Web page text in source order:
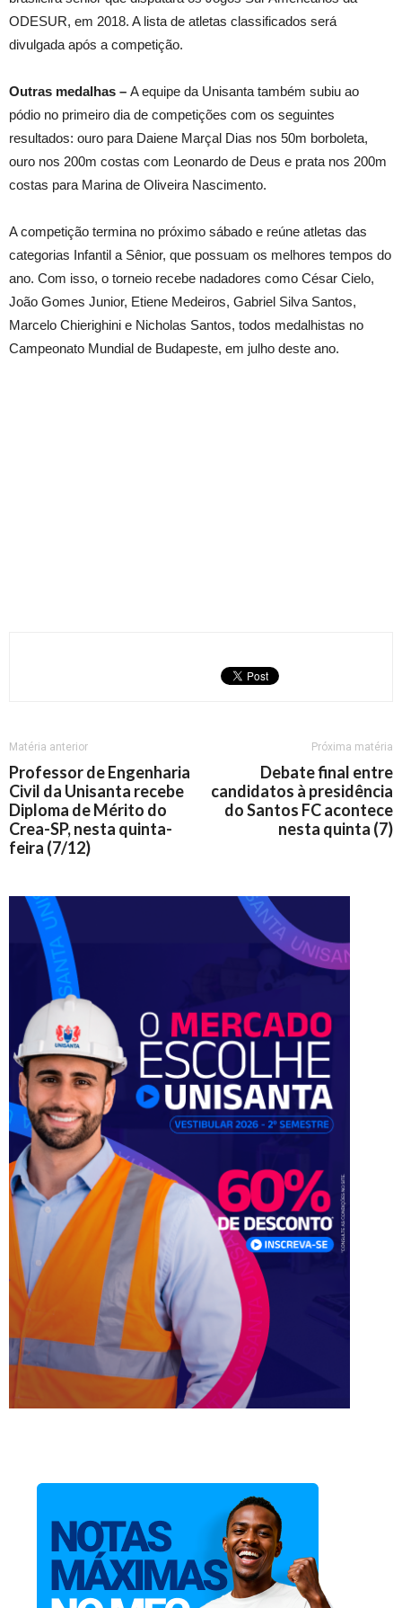
ODESUR, em 2018. A lista de atletas classificados será
divulgada após a competição.
Outras medalhas – A equipe da Unisanta também subiu ao
pódio no primeiro dia de competições com os seguintes
resultados: ouro para Daiene Marçal Dias nos 50m borboleta,
ouro nos 200m costas com Leonardo de Deus e prata nos 200m
costas para Marina de Oliveira Nascimento.
A competição termina no próximo sábado e reúne atletas das
categorias Infantil a Sênior, que possuam os melhores tempos do
ano. Com isso, o torneio recebe nadadores como César Cielo,
João Gomes Junior, Etiene Medeiros, Gabriel Silva Santos,
Marcelo Chierighini e Nicholas Santos, todos medalhistas no
Campeonato Mundial de Budapeste, em julho deste ano.
Matéria anterior
Professor de Engenharia
Civil da Unisanta recebe
Diploma de Mérito do
Crea-SP, nesta quinta-
feira (7/12)
Próxima matéria
Debate final entre
candidatos à presidência
do Santos FC acontece
nesta quinta (7)